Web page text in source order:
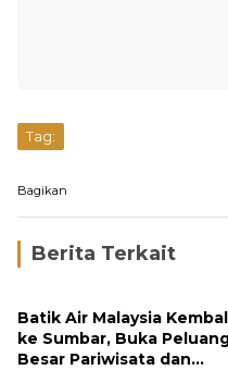
Tag:
Bagikan
Berita Terkait
Batik Air Malaysia
ke Sumbar, Buka
Besar Pariwisata dan